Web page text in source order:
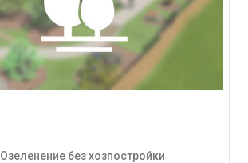
Озеленение без хозпостройки